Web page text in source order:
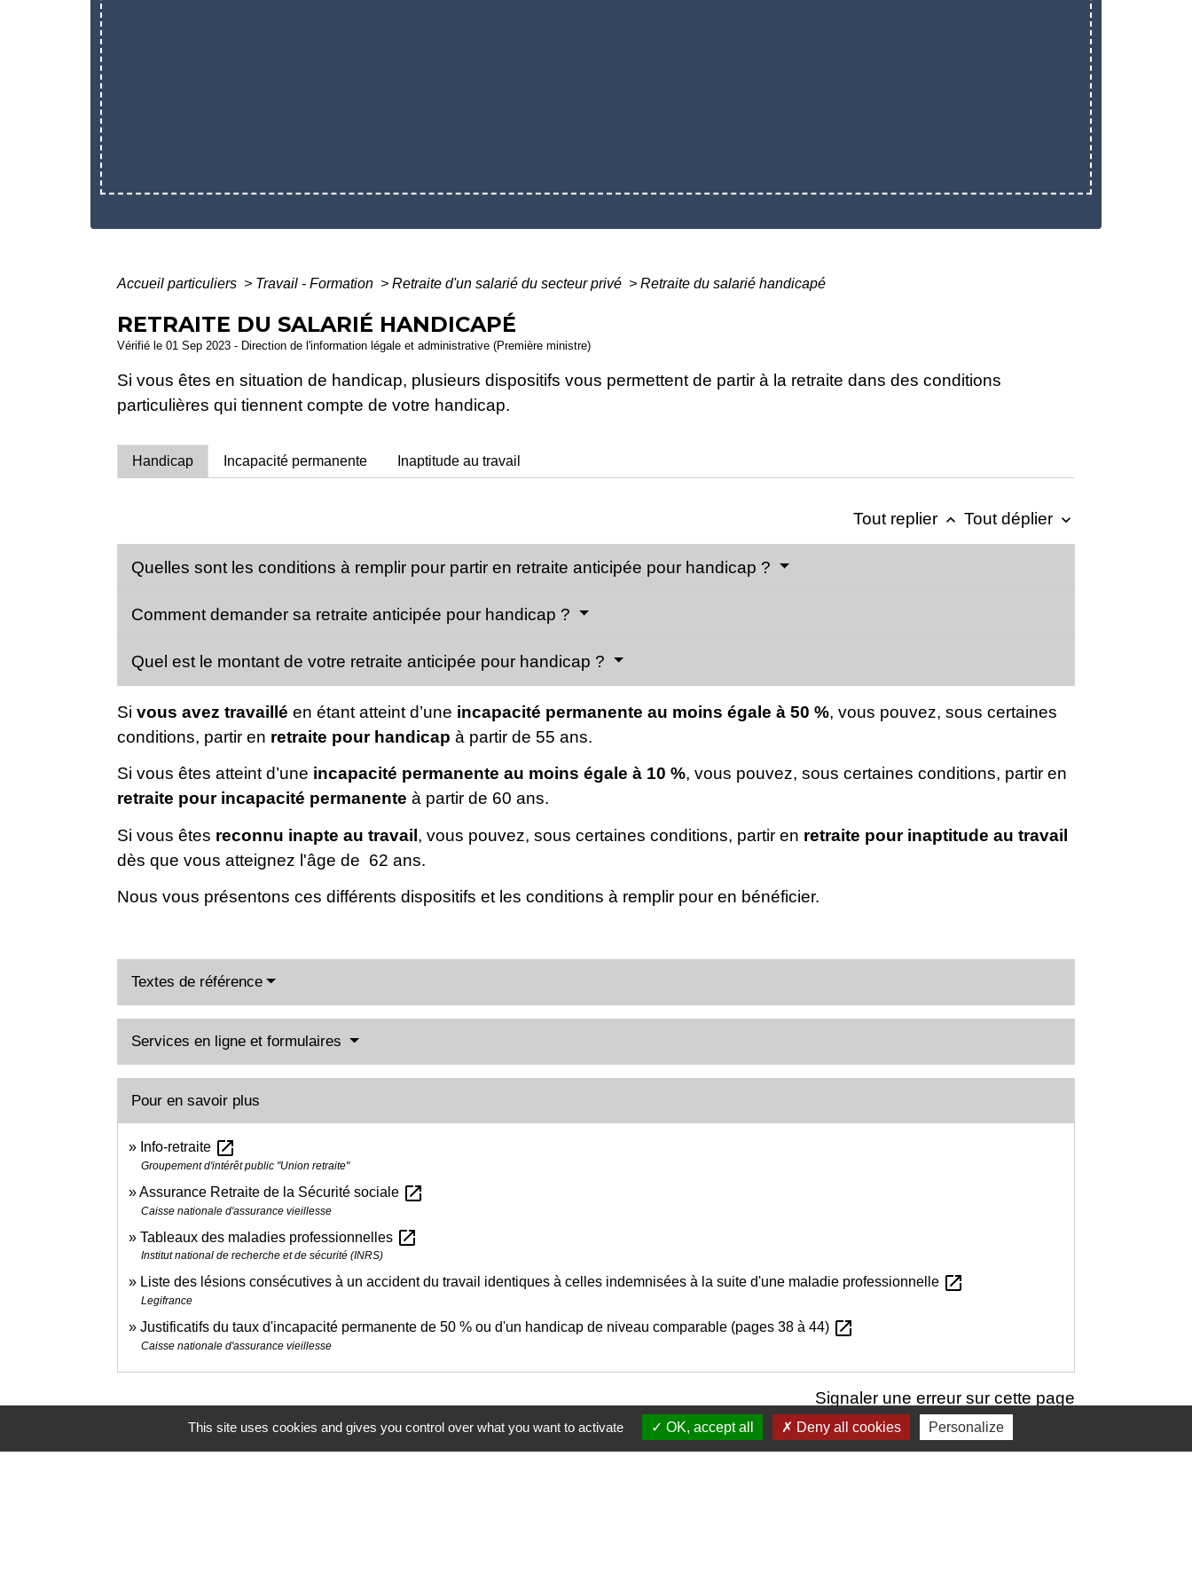
Accueil particuliers > Travail - Formation > Retraite d'un salarié du secteur privé > Retraite du salarié handicapé
RETRAITE DU SALARIÉ HANDICAPÉ
Vérifié le 01 Sep 2023 - Direction de l'information légale et administrative (Première ministre)
Si vous êtes en situation de handicap, plusieurs dispositifs vous permettent de partir à la retraite dans des conditions
particulières qui tiennent compte de votre handicap.
Handicap Incapacité permanente Inaptitude au travail
Tout replier keyboard_arrow_up Tout déplier keyboard_arrow_down
Quelles sont les conditions à remplir pour partir en retraite anticipée pour handicap ?
Comment demander sa retraite anticipée pour handicap ?
Quel est le montant de votre retraite anticipée pour handicap ?
Si vous avez travaillé en étant atteint d’une incapacité permanente au moins égale à 50 %, vous pouvez, sous certaines
conditions, partir en retraite pour handicap à partir de 55 ans.
Si vous êtes atteint d’une incapacité permanente au moins égale à 10 %, vous pouvez, sous certaines conditions, partir en
retraite pour incapacité permanente à partir de 60 ans.
Si vous êtes reconnu inapte au travail, vous pouvez, sous certaines conditions, partir en retraite pour inaptitude au travail
dès que vous atteignez l'âge de 62 ans.
Nous vous présentons ces différents dispositifs et les conditions à remplir pour en bénéficier.
Textes de référence
Services en ligne et formulaires
Pour en savoir plus
Info-retraite open_in_new
Groupement d'intérêt public "Union retraite"
Assurance Retraite de la Sécurité sociale open_in_new
Caisse nationale d'assurance vieillesse
Tableaux des maladies professionnelles open_in_new
Institut national de recherche et de sécurité (INRS)
Liste des lésions consécutives à un accident du travail identiques à celles indemnisées à la suite d'une maladie professionnelle open_in_new
Legifrance
Justificatifs du taux d'incapacité permanente de 50 % ou d'un handicap de niveau comparable (pages 38 à 44) open_in_new
Caisse nationale d'assurance vieillesse
Signaler une erreur sur cette page
This site uses cookies and gives you control over what you want to activate OK, accept all Deny all cookies Personalize